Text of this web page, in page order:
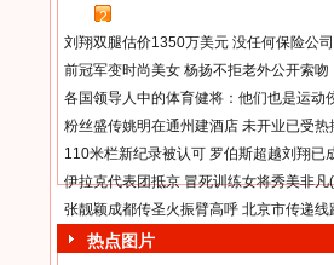
2
刘翔双腿估价1350万美元 没任何保险公
前冠军变时尚美女 杨扬不拒老外公开索吻
各国领导人中的体育健将：他们也是运动
粉丝盛传姚明在通州建酒店 未开业已受热
110米栏新纪录被认可 罗伯斯超越刘翔已
伊拉克代表团抵京 冒死训练女将秀美非凡
张靓颖成都传圣火振臂高呼 北京市传递线
热点图片